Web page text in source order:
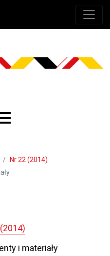
Nr 22 (2014)
i materiały